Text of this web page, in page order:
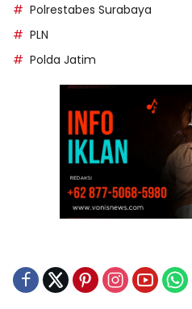
Polrestabes Surabaya
PLN
Polda Jatim